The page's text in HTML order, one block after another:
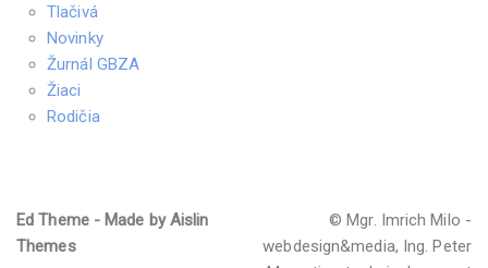
Tlačivá
Novinky
Žurnál GBZA
Žiaci
Rodičia
Ed Theme - Made by Aislin
Themes
© Mgr. Imrich Milo -
webdesign&media, Ing. Peter